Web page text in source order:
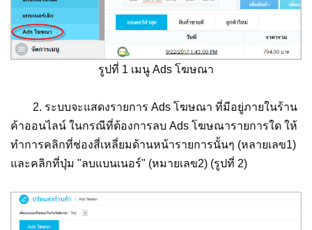
รูปที่ 1 เมนู Ads โฆษณา
2. ระบบจะแสดงรายการ Ads โฆษณา ที่มีอยู่ภายในร้าน
ค้าออนไลน์ ในกรณีที่ต้องการลบ Ads โฆษณารายการใด ให้
ทำการคลิกที่ช่องสี่เหลี่ยมด้านหน้ารายการนั้นๆ (หลายเลข1)
และคลิกที่ปุ่ม "ลบแบนเนอร์" (หมายเลข2) (รูปที่ 2)